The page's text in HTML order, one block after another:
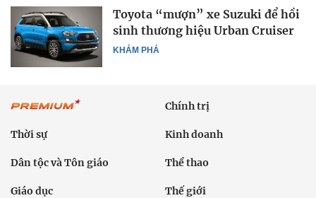
KHÁM PHÁ
Toyota “mượn” xe Suzuki để hồi
sinh thương hiệu Urban Cruiser
Chính trị
Thời sự Kinh doanh
Dân tộc và Tôn giáo Thể thao
Giáo dục Thế giới